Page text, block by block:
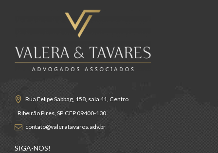
Rua Felipe Sabbag, 158, sala 41, Centro
Ribeirão Pires, SP, CEP 09400-130
contato@valeratavares.adv.br
SIGA-NOS!